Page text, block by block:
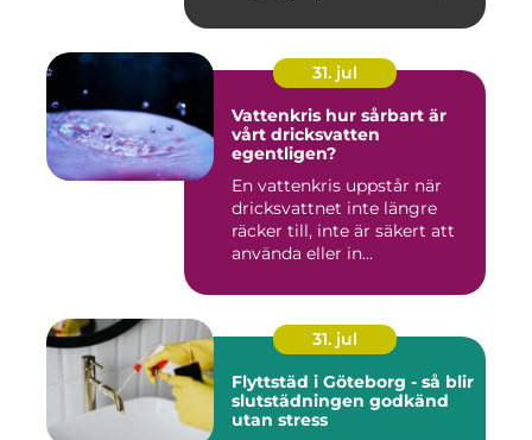
31. jul
Vattenkris hur sårbart är
vårt dricksvatten
egentligen?
En vattenkris uppstår när
dricksvattnet inte längre
räcker till, inte är säkert att
använda eller in...
31. jul
Flyttstäd i Göteborg - så blir
slutstädningen godkänd
utan stress